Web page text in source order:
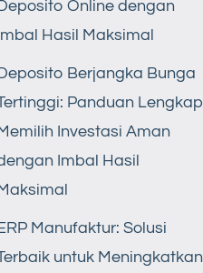
Online dengan
Hasil Maksimal
Berjangka Bunga
Panduan Lengkap
Investasi Aman
Imbal Hasil
Manufaktur: Solusi
untuk Meningkatkan